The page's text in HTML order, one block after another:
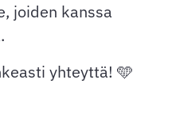
joiden kanssa
yhteyttä! 🩵